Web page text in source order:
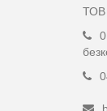
ТОВ